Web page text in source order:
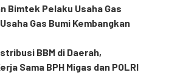
Bimtek Pelaku Usaha Gas
Gas Bumi Kembangkan
BBM di Daerah,
Sama BPH Migas dan POLRI